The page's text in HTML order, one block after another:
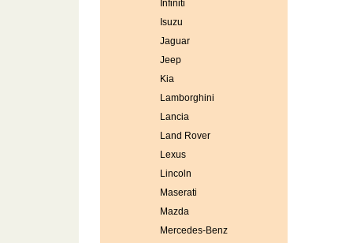
Infiniti
Isuzu
Jaguar
Jeep
Kia
Lamborghini
Lancia
Land Rover
Lexus
Lincoln
Maserati
Mazda
Mercedes-Benz